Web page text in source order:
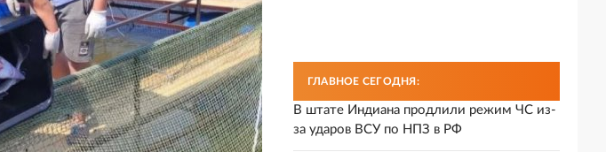
ГЛАВНОЕ СЕГОДНЯ:
В штате Индиана продлили режим ЧС из-
за ударов ВСУ по НПЗ в РФ